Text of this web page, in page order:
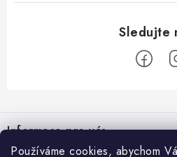
Používáme cookies, abychom
á
pInformace pro vás